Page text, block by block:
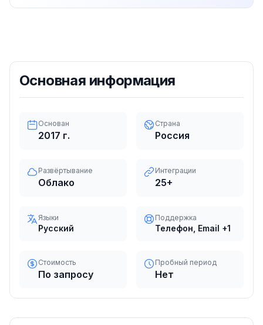
Основная информация
Основан
2017 г.
Страна
Россия
Развёртывание
Облако
Интеграции
25+
Языки
Русский
Поддержка
Телефон, Email +1
Стоимость
По запросу
Пробный период
Нет